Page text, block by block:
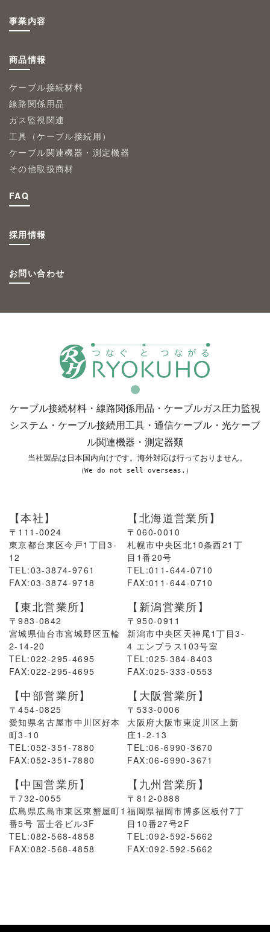
事業内容
商品情報
ケーブル接続材料
線路関係用品
ガス監視関連
工具（ケーブル接続用）
ケーブル関連機器・測定機器
その他取扱商材
FAQ
採用情報
お問い合わせ
ケーブル接続材料・線路関係用品・ケーブルガス圧力監視
システム・ケーブル接続用工具・通信ケーブル・光ケーブ
ル関連機器・測定器類
当社製品は日本国内向けです。海外対応は行っておりません。
（We do not sell overseas. ）
【本社】
〒111-0024
東京都台東区今戸1丁目3-
12
TEL:03-3874-9761
FAX:03-3874-9718
【北海道営業所】
〒060-0010
札幌市中央区北10条西21丁
目1番20号
TEL:011-644-0710
FAX:011-644-0710
【東北営業所】
〒983-0842
宮城県仙台市宮城野区五輪
2-14-20
TEL:022-295-4695
FAX:022-295-4695
【新潟営業所】
〒950-0911
新潟市中央区天神尾1丁目3-
4 エンプラス 103号室
TEL:025-384-8403
FAX:025-333-0553
【中部営業所】
〒454-0825
愛知県名古屋市中川区好本
町3-10
TEL:052-351-7880
FAX:052-351-7880
【大阪営業所】
〒533-0006
大阪府大阪市東淀川区上新
庄1-2-13
TEL:06-6990-3670
FAX:06-6990-3671
【中国営業所】
〒732-0055
広島県広島市東区東蟹屋町1
番5号 冨士谷ビル3F
TEL:082-568-4858
FAX:082-568-4858
【九州営業所】
〒812-0888
福岡県福岡市博多区板付7丁
目10番27号2F
TEL:092-592-5662
FAX:092-592-5662